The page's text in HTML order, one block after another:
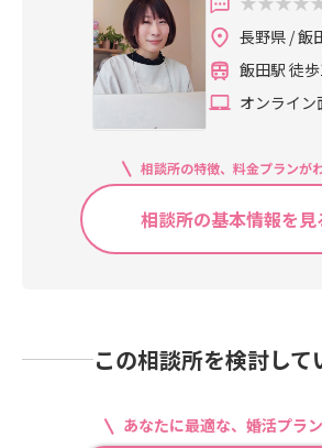
長野県 / 飯
飯田駅 徒
オンライン
相談所の特徴、料金プランが
相談所の基本情報を見
この相談所を検討して
あなたに最適な、婚活プラ